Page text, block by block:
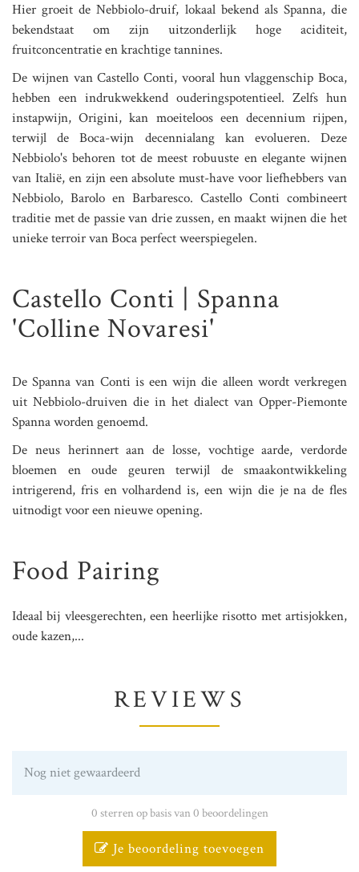
Hier groeit de Nebbiolo-druif, lokaal bekend als Spanna, die
bekendstaat om zijn uitzonderlijk hoge aciditeit,
fruitconcentratie en krachtige tannines.
De wijnen van Castello Conti, vooral hun vlaggenschip Boca,
hebben een indrukwekkend ouderingspotentieel. Zelfs hun
instapwijn, Origini, kan moeiteloos een decennium rijpen,
terwijl de Boca-wijn decennialang kan evolueren. Deze
Nebbiolo's behoren tot de meest robuuste en elegante wijnen
van Italië, en zijn een absolute must-have voor liefhebbers van
Nebbiolo, Barolo en Barbaresco. Castello Conti combineert
traditie met de passie van drie zussen, en maakt wijnen die het
unieke terroir van Boca perfect weerspiegelen.
Castello Conti | Spanna
'Colline Novaresi'
De Spanna van Conti is een wijn die alleen wordt verkregen
uit Nebbiolo-druiven die in het dialect van Opper-Piemonte
Spanna worden genoemd.
De neus herinnert aan de losse, vochtige aarde, verdorde
bloemen en oude geuren terwijl de smaakontwikkeling
intrigerend, fris en volhardend is, een wijn die je na de fles
uitnodigt voor een nieuwe opening.
Food Pairing
Ideaal bij vleesgerechten, een heerlijke risotto met artisjokken,
oude kazen,...
REVIEWS
Nog niet gewaardeerd
0 sterren op basis van 0 beoordelingen
Je beoordeling toevoegen